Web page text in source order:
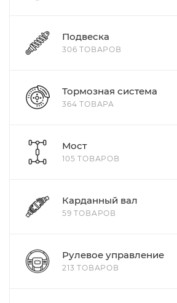
Подвеска
306 ТОВАРОВ
Тормозная система
364 ТОВАРА
Мост
105 ТОВАРОВ
Карданный вал
59 ТОВАРОВ
Рулевое управление
213 ТОВАРОВ